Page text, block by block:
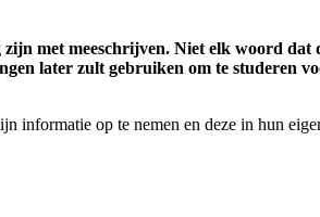
met meeschrijven. Niet elk woord dat
later zult gebruiken om te studeren
informatie op te nemen en deze in hun